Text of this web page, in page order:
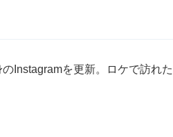
Instagramを更新。ロケで訪れ